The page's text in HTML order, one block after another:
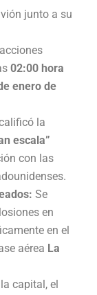
junto a su
02:00 hora
enero de
la
escala”
con las
Se
en
en el
aérea La
capital, el